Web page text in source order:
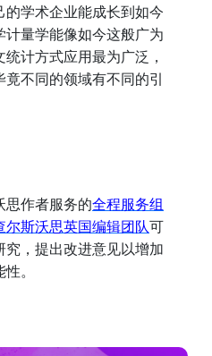
学术企业能成长到如今
计量学能像如今这般广为
计方式应用最为广泛，
不同的领域有不同的引
思作者服务的全程服务组
尔斯沃思英国编辑团队可
究，提出改进意见以增加
。